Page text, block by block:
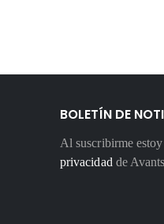
BOLETÍN DE
Al suscribirme
privacidad de